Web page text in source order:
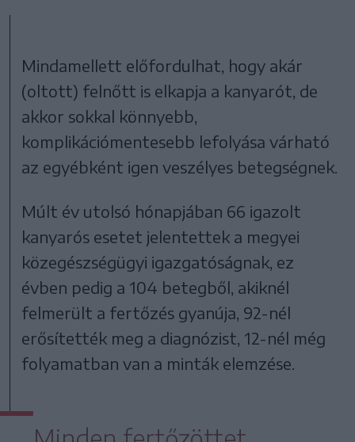
Mindamellett előfordulhat, hogy akár
(oltott) felnőtt is elkapja a kanyarót, de
akkor sokkal könnyebb,
komplikációmentesebb lefolyása várható
az egyébként igen veszélyes betegségnek.
Múlt év utolsó hónapjában 66 igazolt
kanyarós esetet jelentettek a megyei
közegészségügyi igazgatóságnak, ez
évben pedig a 104 betegből, akiknél
felmerült a fertőzés gyanúja, 92-nél
erősítették meg a diagnózist, 12-nél még
folyamatban van a minták elemzése.